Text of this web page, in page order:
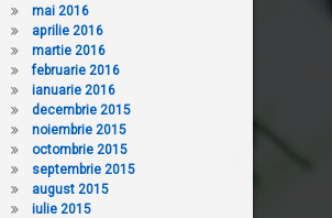
mai 2016
aprilie 2016
martie 2016
februarie 2016
ianuarie 2016
decembrie 2015
noiembrie 2015
octombrie 2015
septembrie 2015
august 2015
iulie 2015